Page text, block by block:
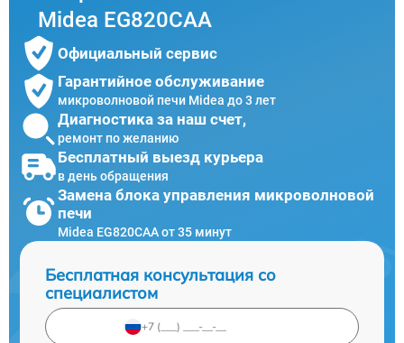
Midea EG820CAA
Официальный сервис
Гарантийное обслуживание
микроволновой печи Midea до 3 лет
Диагностика за наш счет,
ремонт по желанию
Бесплатный выезд курьера
в день обращения
Замена блока управления микроволновой
печи
Midea EG820CAA от 35 минут
Бесплатная консультация со
специалистом